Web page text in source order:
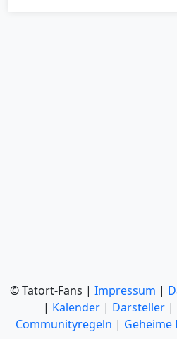
© Tatort-Fans | Impressum |
| Kalender | Darsteller |
Communityregeln | Geheime